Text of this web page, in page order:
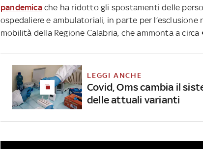
pandemicache ha ridotto gli spostamenti delle
ospedaliere e ambulatoriali, in parte per l’esclusione
mobilità della Regione Calabria, che ammonta a circa
LEGGI ANCHE
Covid, Oms cambia il
delle attuali varianti